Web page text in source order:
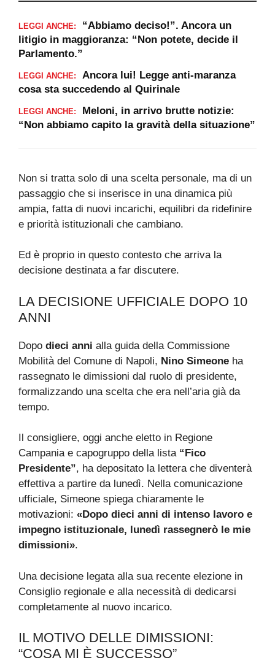
LEGGI ANCHE:
“Abbiamo deciso!”. Ancora un
litigio in maggioranza: “Non potete, decide il
Parlamento.”
LEGGI ANCHE:
Ancora lui! Legge anti-maranza
cosa sta succedendo al Quirinale
LEGGI ANCHE:
Meloni, in arrivo brutte notizie:
“Non abbiamo capito la gravità della situazione”
Non si tratta solo di una scelta personale, ma di un
passaggio che si inserisce in una dinamica più
ampia, fatta di nuovi incarichi, equilibri da ridefinire
e priorità istituzionali che cambiano.
Ed è proprio in questo contesto che arriva la
decisione destinata a far discutere.
LA DECISIONE UFFICIALE DOPO 10
ANNI
Dopo dieci anni alla guida della Commissione
Mobilità del Comune di Napoli, Nino Simeone ha
rassegnato le dimissioni dal ruolo di presidente,
formalizzando una scelta che era nell’aria già da
tempo.
Il consigliere, oggi anche eletto in Regione
Campania e capogruppo della lista “Fico
Presidente”, ha depositato la lettera che diventerà
effettiva a partire da lunedì. Nella comunicazione
ufficiale, Simeone spiega chiaramente le
motivazioni: «Dopo dieci anni di intenso lavoro e
impegno istituzionale, lunedì rassegnerò le mie
dimissioni».
Una decisione legata alla sua recente elezione in
Consiglio regionale e alla necessità di dedicarsi
completamente al nuovo incarico.
IL MOTIVO DELLE DIMISSIONI:
“COSA MI È SUCCESSO”